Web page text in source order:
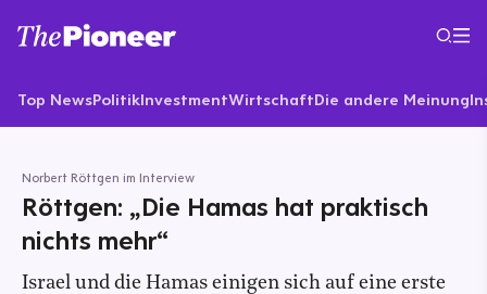
Top NewsPolitikInvestmentWirtschaftDie andere Meinung
Norbert Röttgen im Interview
Röttgen: „Die Hamas hat praktisch
nichts mehr“
Israel und die Hamas einigen sich auf eine erste